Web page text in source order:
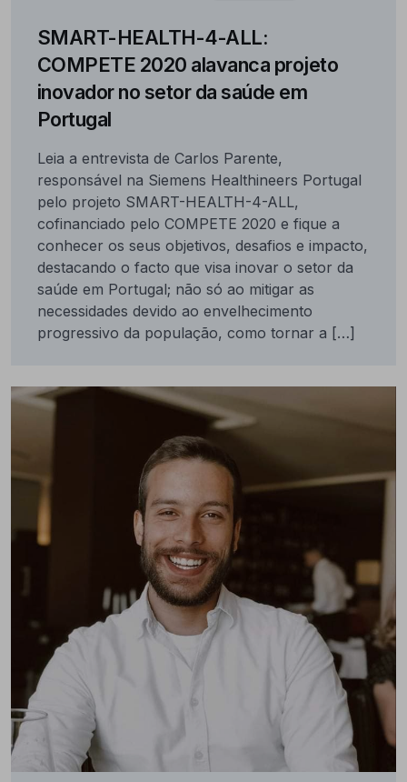
SMART-HEALTH-4-ALL:
COMPETE 2020 alavanca projeto
inovador no setor da saúde em
Portugal
Leia a entrevista de Carlos Parente,
responsável na Siemens Healthineers Portugal
pelo projeto SMART-HEALTH-4-ALL,
cofinanciado pelo COMPETE 2020 e fique a
conhecer os seus objetivos, desafios e impacto,
destacando o facto que visa inovar o setor da
saúde em Portugal; não só ao mitigar as
necessidades devido ao envelhecimento
progressivo da população, como tornar a […]